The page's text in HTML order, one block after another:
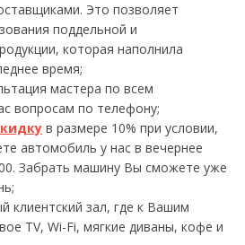
Это позволяет
поддельной и
которая наполнила
время;
мастера по всем
вопросам по телефону;
в размере 10% при условии,
автомобиль у нас в вечернее
Забрать машину Вы сможете уже
клиентский зал, где к Вашим
TV, Wi-Fi, мягкие диваны, кофе и